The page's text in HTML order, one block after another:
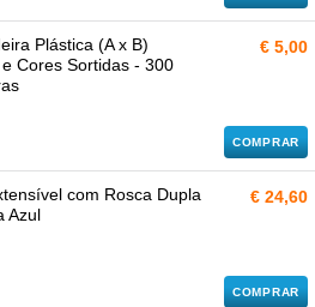
Plástica (A x B)
Cores Sortidas - 300
€ 5,00
COMPRAR
com Rosca Dupla
Azul
€ 24,60
COMPRAR